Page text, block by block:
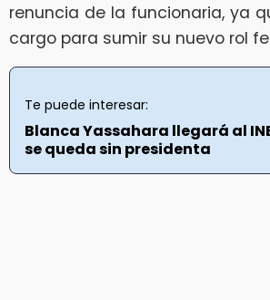
renuncia de la funcionaria, ya
cargo para sumir su nuevo rol
Te puede interesar:
Blanca Yassahara llegará al
se queda sin presidenta